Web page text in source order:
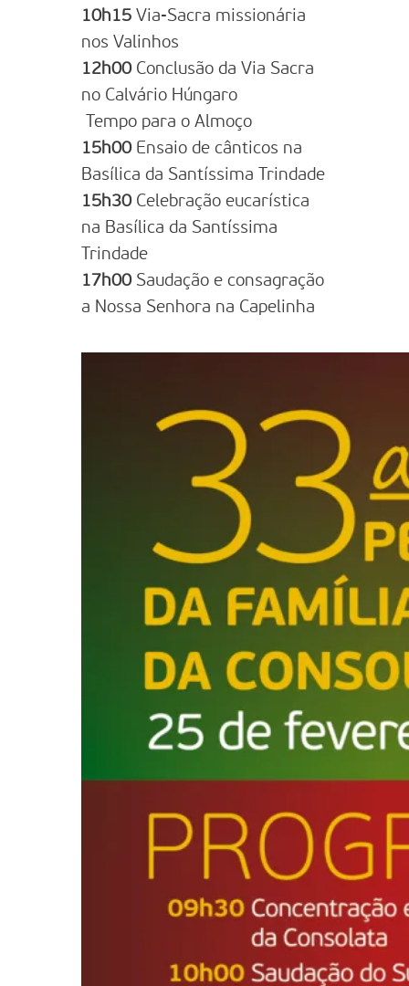
10h15 Via-Sacra missionária
nos Valinhos
12h00 Conclusão da Via Sacra
no Calvário Húngaro
Tempo para o Almoço
15h00 Ensaio de cânticos na
Basílica da Santíssima Trindade
15h30 Celebração eucarística
na Basílica da Santíssima
Trindade
17h00 Saudação e consagração
a Nossa Senhora na Capelinha